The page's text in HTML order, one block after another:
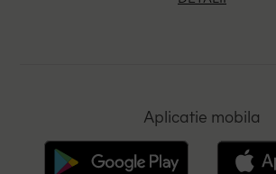
Aplicatie mobila